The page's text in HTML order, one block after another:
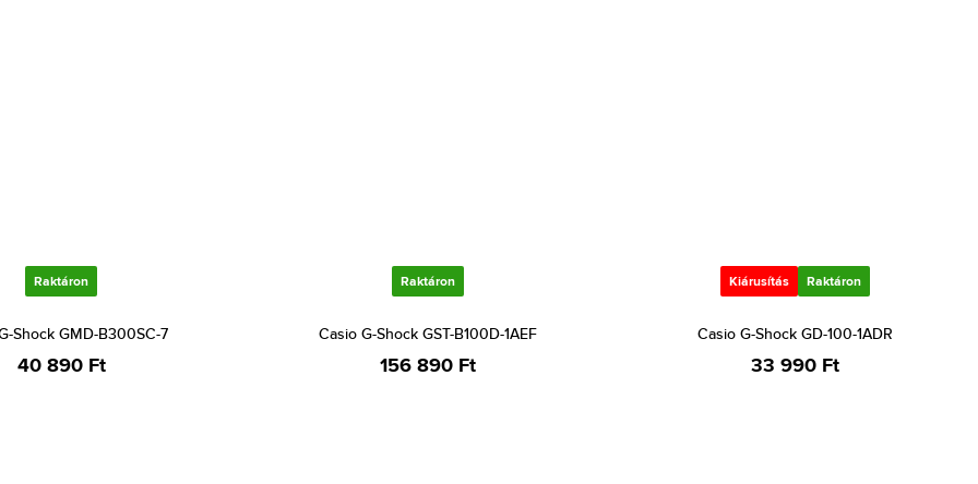
Raktáron
Shock GMD-B300SC-7
40 890 Ft
Raktáron
Casio G-Shock GST-B100D-1AEF
156 890 Ft
Kiárusítás Raktáron
Casio G-Shock GD-100-1ADR
33 990 Ft